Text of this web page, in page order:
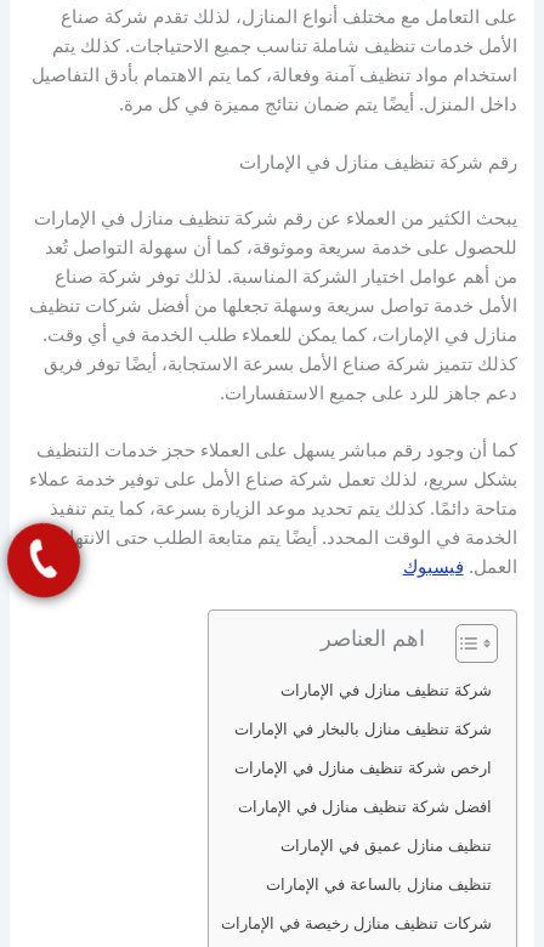
على التعامل مع مختلف أنواع المنازل، لذلك تقدم شركة صناع
الأمل خدمات تنظيف شاملة تناسب جميع الاحتياجات. كذلك يتم
استخدام مواد تنظيف آمنة وفعالة، كما يتم الاهتمام بأدق التفاصيل
داخل المنزل. أيضًا يتم ضمان نتائج مميزة في كل مرة.
رقم شركة تنظيف منازل في الإمارات
يبحث الكثير من العملاء عن رقم شركة تنظيف منازل في الإمارات
للحصول على خدمة سريعة وموثوقة، كما أن سهولة التواصل تُعد
من أهم عوامل اختيار الشركة المناسبة. لذلك توفر شركة صناع
الأمل خدمة تواصل سريعة وسهلة تجعلها من أفضل شركات تنظيف
منازل في الإمارات، كما يمكن للعملاء طلب الخدمة في أي وقت.
كذلك تتميز شركة صناع الأمل بسرعة الاستجابة، أيضًا توفر فريق
دعم جاهز للرد على جميع الاستفسارات.
كما أن وجود رقم مباشر يسهل على العملاء حجز خدمات التنظيف
بشكل سريع، لذلك تعمل شركة صناع الأمل على توفير خدمة عملاء
متاحة دائمًا. كذلك يتم تحديد موعد الزيارة بسرعة، كما يتم تنفيذ
الخدمة في الوقت المحدد. أيضًا يتم متابعة الطلب حتى الانتهاء من
العمل. فيسبوك
اهم العناصر
شركة تنظيف منازل في الإمارات
شركة تنظيف منازل بالبخار في الإمارات
ارخص شركة تنظيف منازل في الإمارات
افضل شركة تنظيف منازل في الإمارات
تنظيف منازل عميق في الإمارات
تنظيف منازل بالساعة في الإمارات
شركات تنظيف منازل رخيصة في الإمارات